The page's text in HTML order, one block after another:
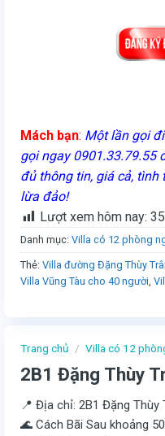
Trang chủ / Villa có 12
2B1 Đặng Thùy
📍 Địa chỉ: 2B1 Đặng Thùy
🌊 Cách Bãi Sau khoảng
Mách bạn: Một lần gọi
gọi ngay 0901.33.79.55
đủ thông tin, giá cả, tình
lừa đảo!
Lượt xem hôm nay: 35
Danh mục: Villa có 12 phòng
Thẻ: Villa đường Đặng Thùy
Villa Vũng Tàu cho 40 người,